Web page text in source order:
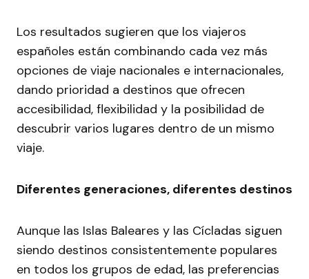
Los resultados sugieren que los viajeros
españoles están combinando cada vez más
opciones de viaje nacionales e internacionales,
dando prioridad a destinos que ofrecen
accesibilidad, flexibilidad y la posibilidad de
descubrir varios lugares dentro de un mismo
viaje.
Diferentes generaciones, diferentes destinos
Aunque las Islas Baleares y las Cícladas siguen
siendo destinos consistentemente populares
en todos los grupos de edad, las preferencias